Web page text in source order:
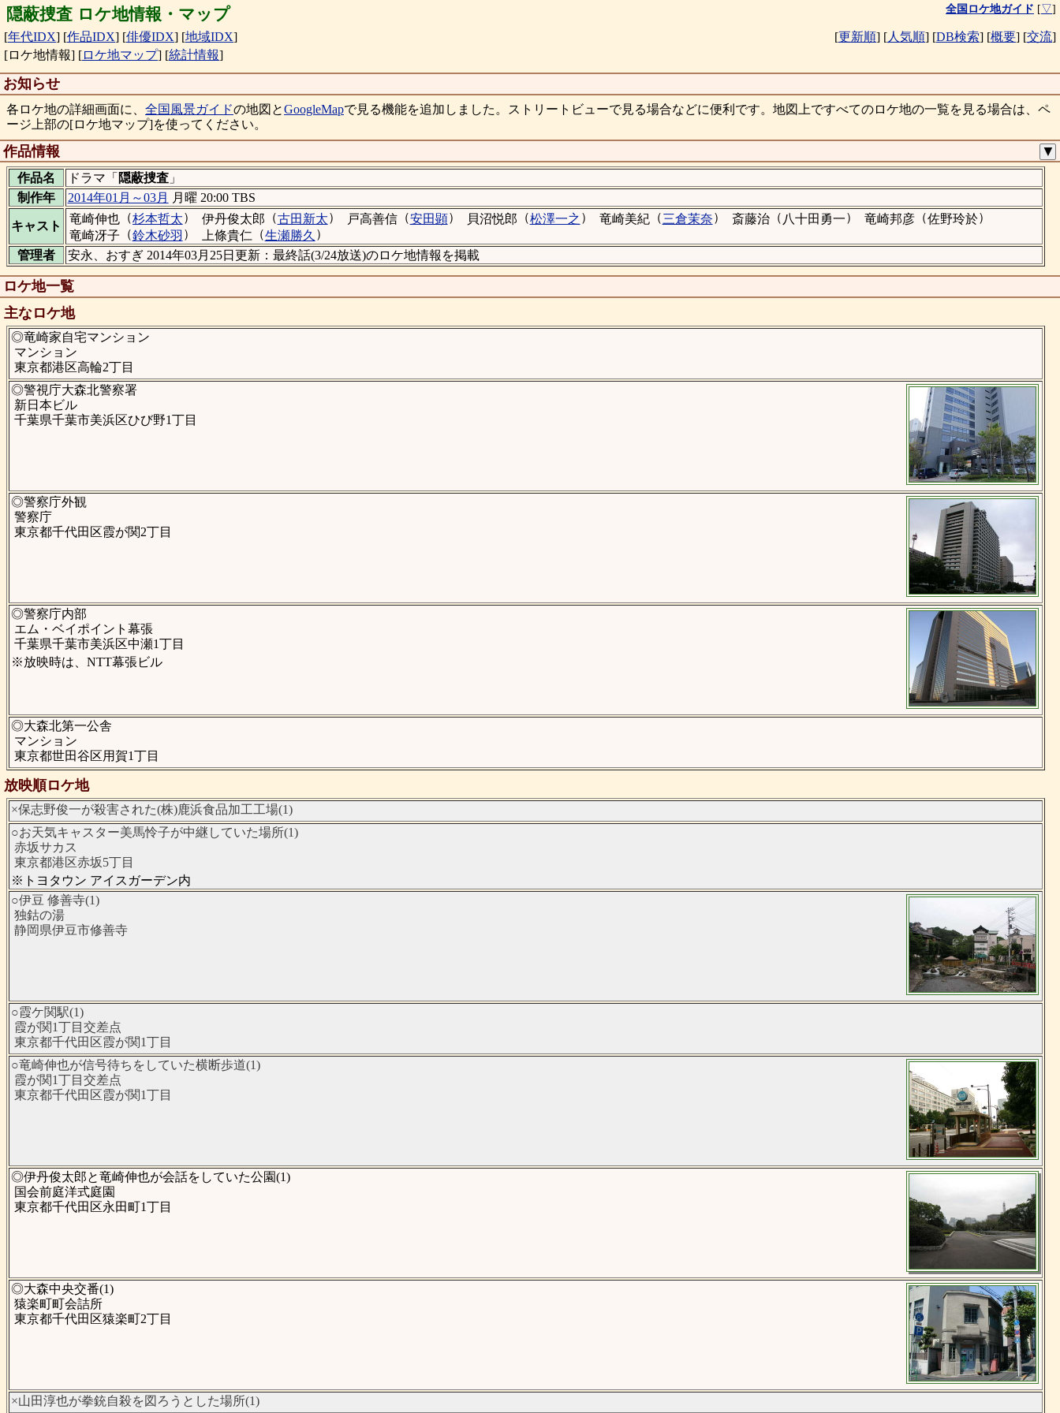
隠蔽捜査 ロケ地情報・マップ 全国ロケ地ガイド [▽]
[年代IDX] [作品IDX] [俳優IDX] [地域IDX] [更新順] [人気順] [DB検索] [概要] [交流]
[ロケ地情報] [ロケ地マップ] [統計情報]
お知らせ
各ロケ地の詳細画面に、 全国風景ガイドの地図とGoogleMapで見る機能を追加しました。ストリートビューで見る場合などに便利です。地図上ですべてのロケ地の一覧を見る場合は、ペ
ージ上部の[ロケ地マップ]を使ってください。
作品情報 ▼
作品名 ドラマ「 隠蔽捜査」
制作年
2014年01月～03月 月曜 20:00 TBS
キャスト
竜崎伸也 （杉本哲太） 伊丹俊太郎 （古田新太） 戸高善信（安田顕） 貝沼悦郎 （松澤一之 ） 竜崎美紀 （三倉茉奈） 斎藤治（ 八十田勇一） 竜崎邦彦（佐野玲於）
竜崎冴子 （鈴木砂羽 ） 上條貴仁 （生瀬勝久 ）
管理者
安永、おすぎ 2014年03月25日更新：最終話(3/24放送)のロケ地情報を掲載
ロケ地一覧
主なロケ地
◎竜崎家自宅マンション
マンション
東京都港区高輪2丁目
◎警視庁大森北警察署
新日本ビル
千葉県千葉市美浜区ひび野1丁目
◎警察庁外観
警察庁
東京都千代田区霞が関2丁目
◎警察庁内部
エム・ベイポイント幕張
千葉県千葉市美浜区中瀬1丁目
※放映時は、NTT幕張ビル
◎大森北第一公舎
マンション
東京都世田谷区用賀1丁目
放映順ロケ地
×保志野俊一が殺害された(株)鹿浜食品加工工場(1)
○お天気キャスター美馬怜子が中継していた場所(1)
赤坂サカス
東京都港区赤坂5丁目
※トヨタウン アイスガーデン内
○伊豆 修善寺(1)
独鈷の湯
静岡県伊豆市修善寺
○霞ケ関駅(1)
霞が関1丁目交差点
東京都千代田区霞が関1丁目
○竜崎伸也が信号待ちをしていた横断歩道(1)
霞が関1丁目交差点
東京都千代田区霞が関1丁目
◎伊丹俊太郎と竜崎伸也が会話をしていた公園(1)
国会前庭洋式庭園
東京都千代田区永田町1丁目
◎大森中央交番(1)
猿楽町町会詰所
東京都千代田区猿楽町2丁目
×山田淳也が拳銃自殺を図ろうとした場所(1)